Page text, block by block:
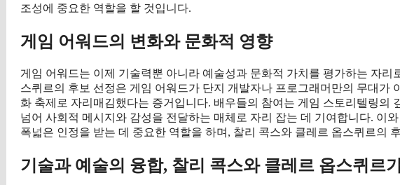
조성에 중요한 역할을 할 것입니다.
게임 어워드의 변화와 문화적 영향
게임 어워드는 이제 기술력뿐 아니라 예술성과 문화적 가치를 평가하는 자리
스퀴르의 후보 선정은 게임 어워드가 단지 개발자나 프로그래머만의 무대가
화 축제로 자리매김했다는 증거입니다. 배우들의 참여는 게임 스토리텔링의
넘어 사회적 메시지와 감성을 전달하는 매체로 자리 잡는 데 기여합니다. 이
폭넓은 인정을 받는 데 중요한 역할을 하며, 찰리 콕스와 클레르 옵스퀴르의
기술과 예술의 융합, 찰리 콕스와 클레르 옵스퀴르